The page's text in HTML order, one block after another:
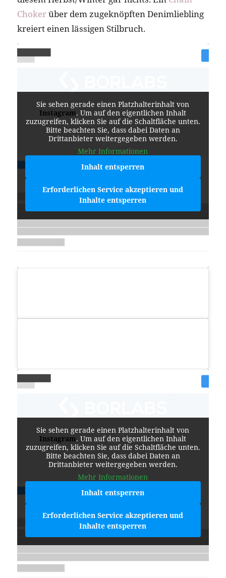
Chokerüber dem zugeknöpften Denimliebling
kreiert einen lässigen Stilbruch.
Sie sehen gerade einen Platzhalterinhalt von
Instagram. Um auf den eigentlichen Inhalt
zuzugreifen, klicken Sie auf die Schaltfläche unten.
Bitte beachten Sie, dass dabei Daten an
Drittanbieter weitergegeben werden.
Mehr Informationen
Inhalt entsperren
Erforderlichen Service akzeptieren und
Inhalte entsperren
Sie sehen gerade einen Platzhalterinhalt von
Instagram. Um auf den eigentlichen Inhalt
zuzugreifen, klicken Sie auf die Schaltfläche unten.
Bitte beachten Sie, dass dabei Daten an
Drittanbieter weitergegeben werden.
Mehr Informationen
Inhalt entsperren
Erforderlichen Service akzeptieren und
Inhalte entsperren